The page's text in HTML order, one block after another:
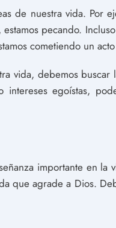
de nuestra vida. Por
pecando.
cometiendo un
vida, debemos
egoístas,
importante en la
que agrade a Dios.